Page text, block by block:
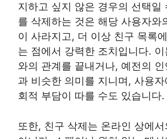
지하고 싶지 않은 경우의 선택일
를 삭제하는 것은 해당 사용자와
이 사라지고, 더 이상 친구 목록
는 점에서 강력한 조치입니다.
와의 관계를 끝내거나, 예전의
과 비슷한 의미를 지니며, 사용
회적 부담이 따를 수도 있습니다.
또한, 친구 삭제는 온라인 상에